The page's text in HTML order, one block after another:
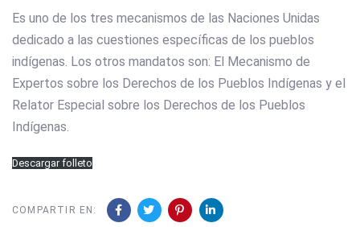
Es uno de los tres mecanismos de las Naciones Unidas
dedicado a las cuestiones específicas de los pueblos
indígenas. Los otros mandatos son: El Mecanismo de
Expertos sobre los Derechos de los Pueblos Indígenas y el
Relator Especial sobre los Derechos de los Pueblos
Indígenas.
Descargar folleto
COMPARTIR EN: